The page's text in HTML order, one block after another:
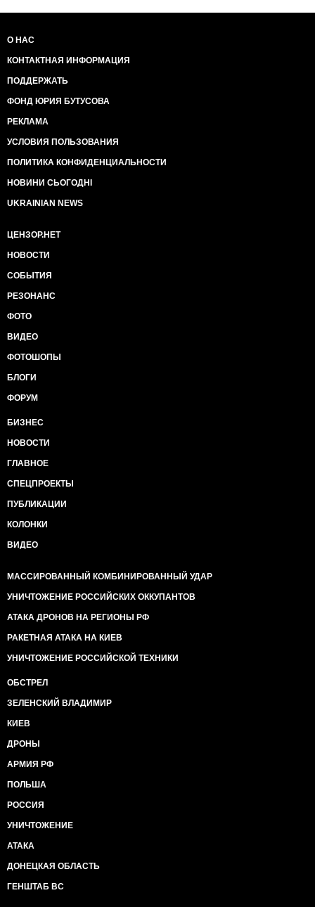
О НАС
КОНТАКТНАЯ ИНФОРМАЦИЯ
ПОДДЕРЖАТЬ
ФОНД ЮРИЯ БУТУСОВА
РЕКЛАМА
УСЛОВИЯ ПОЛЬЗОВАНИЯ
ПОЛИТИКА КОНФИДЕНЦИАЛЬНОСТИ
НОВИНИ СЬОГОДНІ
UKRAINIAN NEWS
ЦЕНЗОР.НЕТ
НОВОСТИ
СОБЫТИЯ
РЕЗОНАНС
ФОТО
ВИДЕО
ФОТОШОПЫ
БЛОГИ
ФОРУМ
БИЗНЕС
НОВОСТИ
ГЛАВНОЕ
СПЕЦПРОЕКТЫ
ПУБЛИКАЦИИ
КОЛОНКИ
ВИДЕО
МАССИРОВАННЫЙ КОМБИНИРОВАННЫЙ УДАР
УНИЧТОЖЕНИЕ РОССИЙСКИХ ОККУПАНТОВ
АТАКА ДРОНОВ НА РЕГИОНЫ РФ
РАКЕТНАЯ АТАКА НА КИЕВ
УНИЧТОЖЕНИЕ РОССИЙСКОЙ ТЕХНИКИ
ОБСТРЕЛ
ЗЕЛЕНСКИЙ ВЛАДИМИР
КИЕВ
ДРОНЫ
АРМИЯ РФ
ПОЛЬША
РОССИЯ
УНИЧТОЖЕНИЕ
АТАКА
ДОНЕЦКАЯ ОБЛАСТЬ
ГЕНШТАБ ВС